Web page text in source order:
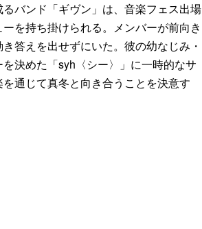
バンド「ギヴン」は、音楽フェス出場
を持ち掛けられる。メンバーが前向き
答えを出せずにいた。彼の幼なじみ・
決めた「syh〈シー〉」に一時的なサ
通じて真冬と向き合うことを決意す